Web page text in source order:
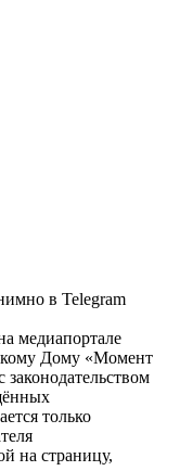
в Telegram
медиапортале
Дому «Момент
только
на страницу,